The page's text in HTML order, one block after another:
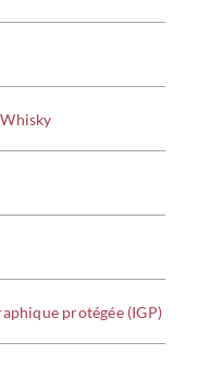
protégée (IGP)